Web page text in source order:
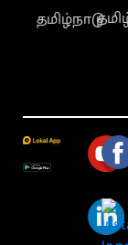
தமிழ்நாடு